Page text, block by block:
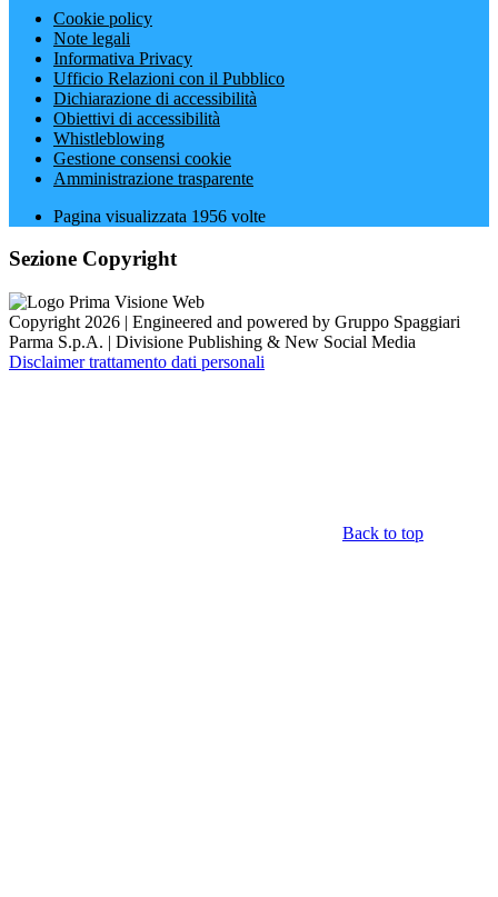
Cookie policy
Note legali
Informativa Privacy
Ufficio Relazioni con il Pubblico
Dichiarazione di accessibilità
Obiettivi di accessibilità
Whistleblowing
Gestione consensi cookie
Amministrazione trasparente
Pagina visualizzata 1956 volte
Sezione Copyright
Copyright 2026 | Engineered and powered by Gruppo Spaggiari
Parma S.p.A. | Divisione Publishing & New Social Media
Disclaimer trattamento dati personali
Back to top